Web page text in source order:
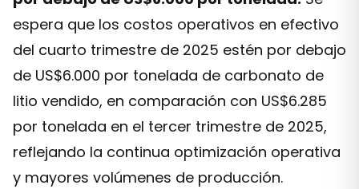
espera que los costos operativos en efectivo
del cuarto trimestre de 2025 estén por debajo
de US$6.000 por tonelada de carbonato de
litio vendido, en comparación con US$6.285
por tonelada en el tercer trimestre de 2025,
reflejando la continua optimización operativa
y mayores volúmenes de producción.